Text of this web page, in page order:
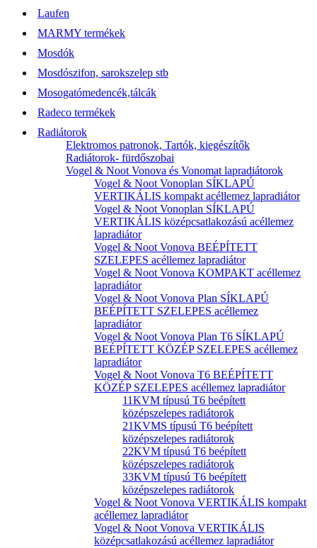
Laufen
MARMY termékek
Mosdók
Mosdószifon, sarokszelep stb
Mosogatómedencék,tálcák
Radeco termékek
Radiátorok
Elektromos patronok, Tartók, kiegészítők
Radiátorok- fürdőszobai
Vogel & Noot Vonova és Vonomat lapradiátorok
Vogel & Noot Vonoplan SÍKLAPÚ
VERTIKÁLIS kompakt acéllemez lapradiátor
Vogel & Noot Vonoplan SÍKLAPÚ
VERTIKÁLIS középcsatlakozású acéllemez
lapradiátor
Vogel & Noot Vonova BEÉPÍTETT
SZELEPES acéllemez lapradiátor
Vogel & Noot Vonova KOMPAKT acéllemez
lapradiátor
Vogel & Noot Vonova Plan SÍKLAPÚ
BEÉPÍTETT SZELEPES acéllemez
lapradiátor
Vogel & Noot Vonova Plan T6 SÍKLAPÚ
BEÉPÍTETT KÖZÉP SZELEPES acéllemez
lapradiátor
Vogel & Noot Vonova T6 BEÉPÍTETT
KÖZÉP SZELEPES acéllemez lapradiátor
11KVM típusú T6 beépített
középszelepes radiátorok
21KVMS típusú T6 beépített
középszelepes radiátorok
22KVM típusú T6 beépített
középszelepes radiátorok
33KVM típusú T6 beépített
középszelepes radiátorok
Vogel & Noot Vonova VERTIKÁLIS kompakt
acéllemez lapradiátor
Vogel & Noot Vonova VERTIKÁLIS
középcsatlakozású acéllemez lapradiátor